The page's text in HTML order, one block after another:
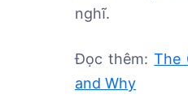
nghĩ.
Đọc thêm:The
and Why